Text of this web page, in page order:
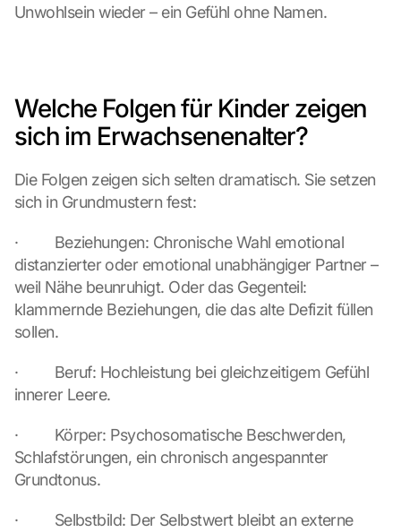
Unwohlsein wieder – ein Gefühl ohne Namen.
Welche Folgen für Kinder zeigen
sich im Erwachsenenalter?
Die Folgen zeigen sich selten dramatisch. Sie setzen
sich in Grundmustern fest:
·         Beziehungen: Chronische Wahl emotional
distanzierter oder emotional unabhängiger Partner –
weil Nähe beunruhigt. Oder das Gegenteil:
klammernde Beziehungen, die das alte Defizit füllen
sollen.
·         Beruf: Hochleistung bei gleichzeitigem Gefühl
innerer Leere.
·         Körper: Psychosomatische Beschwerden,
Schlafstörungen, ein chronisch angespannter
Grundtonus.
·         Selbstbild: Der Selbstwert bleibt an externe